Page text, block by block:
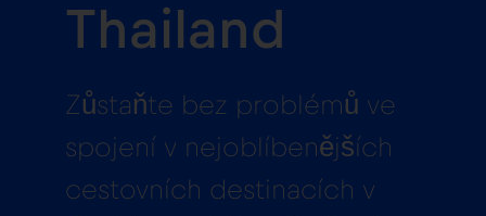
Thailand
Zůstaňte bez problémů ve
spojení v nejoblíbenějších
cestovních destinacích v